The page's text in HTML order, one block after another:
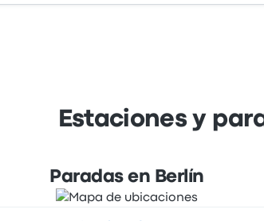
Estaciones y
Paradas en Berlín